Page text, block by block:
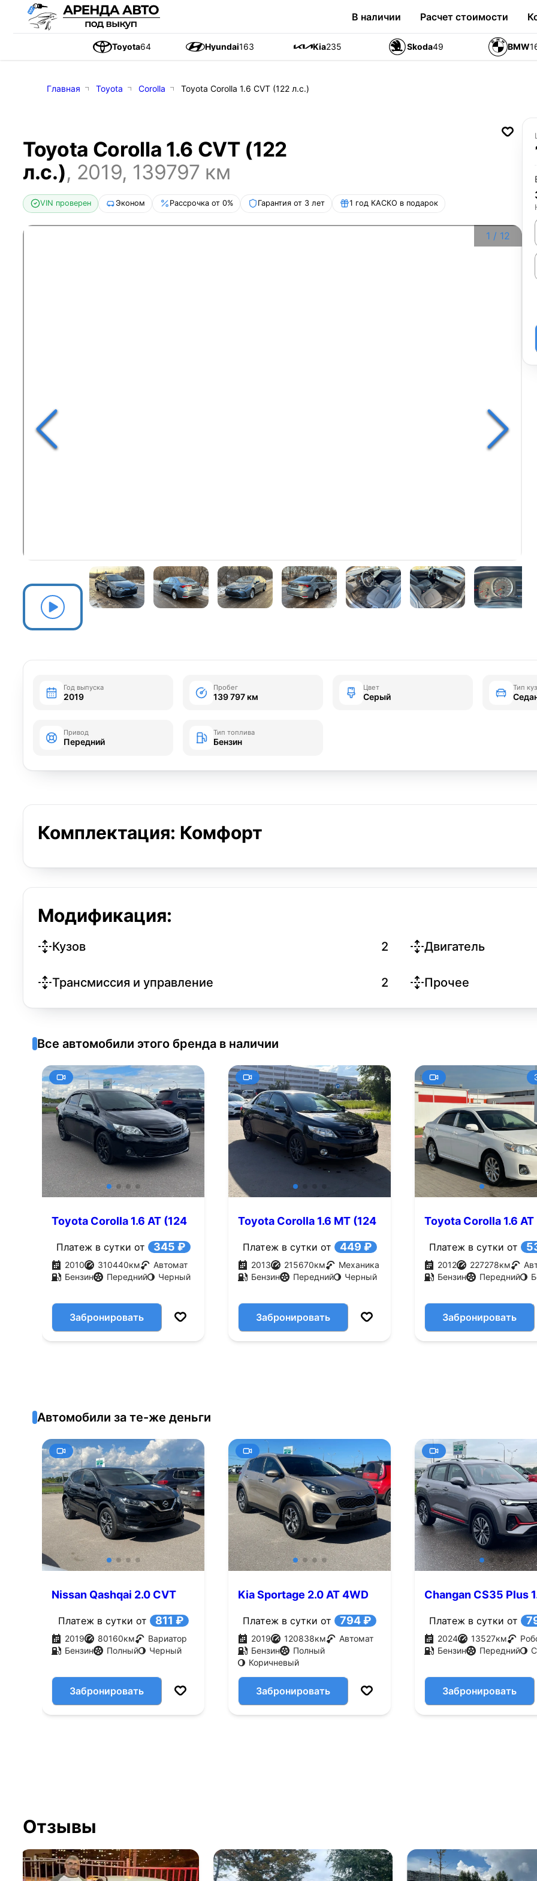
В наличии Расчет стоимости
Toyota64 Hyundai163 Kia235 Skoda49 BMW
Главная Toyota Corolla Toyota Corolla 1.6 CVT (122 л.с.)
Toyota Corolla 1.6 CVT (122
л.с.), 2019, 139797 км
VIN проверен Эконом Рассрочка от 0% Гарантия от 3 лет 1 год КАСКО в подарок
1 / 12
Год выпуска
2019
Пробег
139 797 км
Цвет
Серый
Тип
Привод
Передний
Тип топлива
Бензин
Комплектация: Комфорт
Модификация:
Кузов 2 Двигатель
Трансмиссия и управление 2 Прочее
Все автомобили этого бренда в наличии
Toyota Corolla 1.6 AT (124
Платеж в сутки от 345 ₽
2010 310440км
Автомат
Бензин
Передний Черный
Забронировать
Toyota Corolla 1.6 MT (124
Платеж в сутки от 449 ₽
2013 215670км
Механика
Бензин
Передний Черный
Забронировать
Toyota Corolla 1.6 AT
Платеж в сутки от
2012 227278км
Бензин
Передний
Забронировать
Автомобили за те-же деньги
Nissan Qashqai 2.0 CVT
Платеж в сутки от 811 ₽
2019 80160км
Вариатор
Бензин
Полный Черный
Забронировать
Kia Sportage 2.0 AT 4WD
Платеж в сутки от 794 ₽
2019 120838км
Автомат
Бензин
Полный
Коричневый
Забронировать
Changan CS35 Plus
Платеж в сутки от
2024 13527км
Бензин
Передний
Забронировать
Отзывы